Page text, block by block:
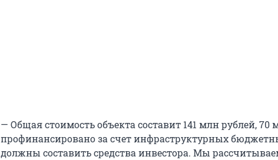
— Общая стоимость объекта составит 141 млн рублей, 70
профинансировано за счет инфраструктурных
должны составить средства инвестора. Мы